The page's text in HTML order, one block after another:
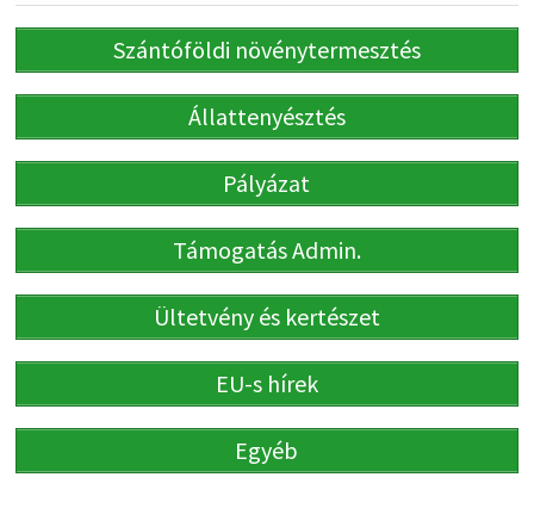
Szántóföldi növénytermesztés
Állattenyésztés
Pályázat
Támogatás Admin.
Ültetvény és kertészet
EU-s hírek
Egyéb